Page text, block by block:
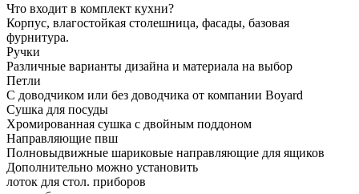
Что входит в комплект кухни?
Корпус, влагостойкая столешница, фасады, базовая
фурнитура.
Ручки
Различные варианты дизайна и материала на выбор
Петли
С доводчиком или без доводчика от компании Boyard
Сушка для посуды
Хромированная сушка с двойным поддоном
Направляющие пвш
Полновыдвижные шариковые направляющие для ящиков
Дополнительно можно установить
лоток для стол. приборов